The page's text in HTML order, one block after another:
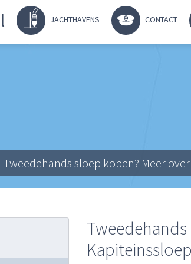
JACHTHAVENS CONTACT
| Tweedehands sloep kopen? Meer